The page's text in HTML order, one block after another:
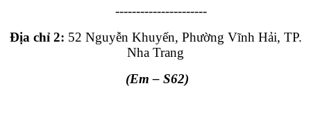
----------------------
Địa chỉ 2: 52 Nguyễn Khuyến, Phường Vĩnh Hải, TP.
Nha Trang
(Em – S62)